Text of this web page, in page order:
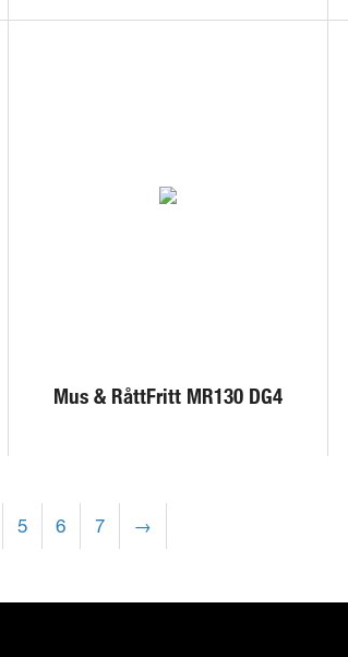
Mus & RåttFritt MR130 DG4
5 6 7 →